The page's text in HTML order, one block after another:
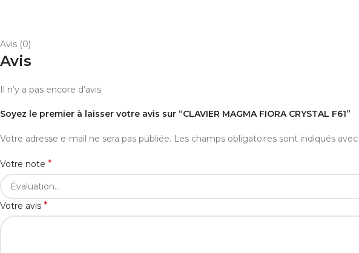
Avis (0)
Avis
Il n’y a pas encore d’avis.
Soyez le premier à laisser votre avis sur “CLAVIER MAGMA FIORA CRYSTAL F61”
Votre adresse e-mail ne sera pas publiée. Les champs obligatoires sont indiqués avec
Votre note *
Votre avis *